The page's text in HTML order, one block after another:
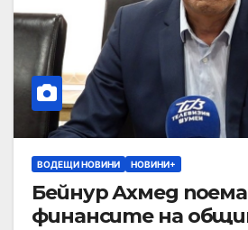
ВОДЕЩИ НОВИНИ НОВИНИ+
Бейнур Ахмед поема
финансите на